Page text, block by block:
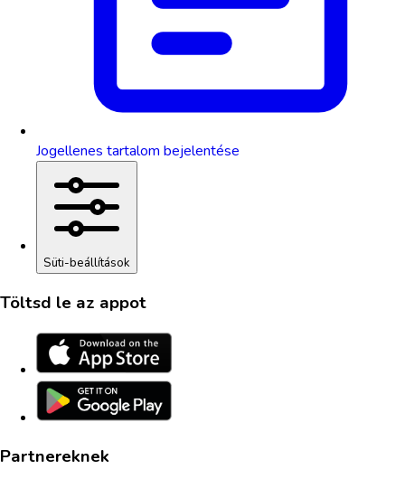
Jogellenes tartalom bejelentése
Süti-beállítások
Töltsd le az appot
Partnereknek